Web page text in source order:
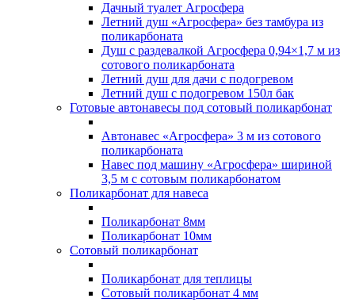
Дачный туалет Агросфера
Летний душ «Агросфера» без тамбура из
поликарбоната
Душ с раздевалкой Агросфера 0,94×1,7 м из
сотового поликарбоната
Летний душ для дачи с подогревом
Летний душ с подогревом 150л бак
Готовые автонавесы под сотовый поликарбонат
Автонавес «Агросфера» 3 м из сотового
поликарбоната
Навес под машину «Агросфера» шириной
3,5 м с сотовым поликарбонатом
Поликарбонат для навеса
Поликарбонат 8мм
Поликарбонат 10мм
Сотовый поликарбонат
Поликарбонат для теплицы
Сотовый поликарбонат 4 мм